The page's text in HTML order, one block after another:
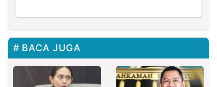
BACA JUGA